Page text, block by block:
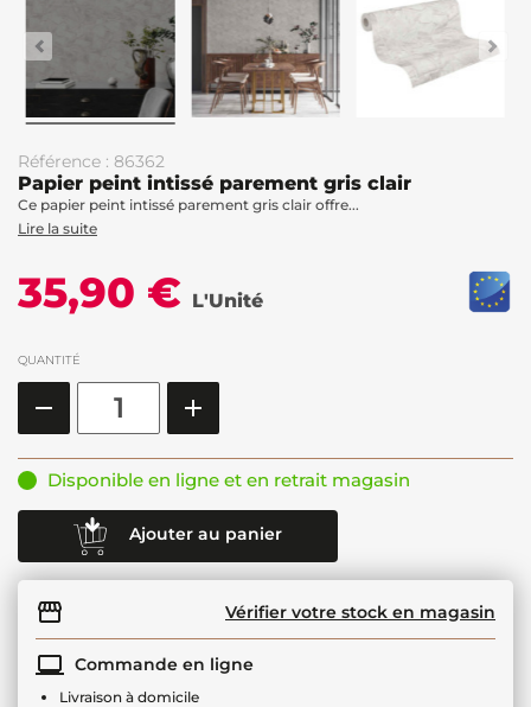
Référence : 86362
Papier peint intissé parement gris clair
Ce papier peint intissé parement gris clair offre...
Lire la suite
35,90 € L'Unité
QUANTITÉ
Disponible en ligne et en retrait magasin
Ajouter au panier
Vérifier votre stock en magasin
Commande en ligne
Livraison à domicile